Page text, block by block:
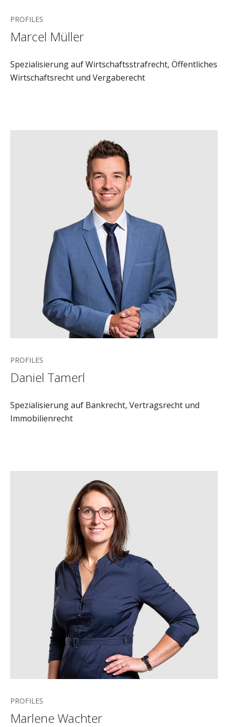
PROFILES
Marcel Müller
Spezialisierung auf Wirtschaftsstrafrecht, Öffentliches
Wirtschaftsrecht und Vergaberecht
PROFILES
Daniel Tamerl
Spezialisierung auf Bankrecht, Vertragsrecht und
Immobilienrecht
PROFILES
Marlene Wachter